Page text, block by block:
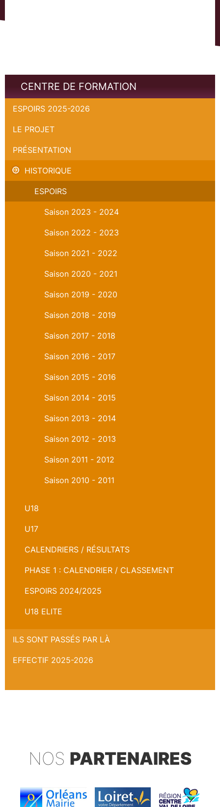
CENTRE DE FORMATION
ESPOIRS 2025-2026
LE PROJET
PRÉSENTATION
HISTORIQUE
ESPOIRS
Saison 2023 - 2024
Saison 2022 - 2023
Saison 2021 - 2022
Saison 2020 - 2021
Saison 2019 - 2020
Saison 2018 - 2019
Saison 2017 - 2018
Saison 2016 - 2017
Saison 2015 - 2016
Saison 2014 - 2015
Saison 2013 - 2014
Saison 2012 - 2013
Saison 2011 - 2012
Saison 2010 - 2011
U18
U17
CALENDRIERS / RÉSULTATS
PHASE 1 : CALENDRIER / CLASSEMENT
ESPOIRS 2024/2025
U18 ELITE
ILS SONT PASSÉS PAR LÀ
EFFECTIF 2025-2026
NOS PARTENAIRES